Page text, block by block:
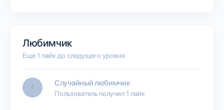
Любимчик
Еще 1 лайк до следущего уровня
1 Случайный любимчик
Пользователь получил 1 лайк